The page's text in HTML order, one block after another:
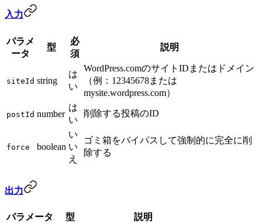
入力
パラメ
ータ
型
必
須
説明
siteId string
は
い
WordPress.comのサイトIDまたはドメイン
（例：12345678または
mysite.wordpress.com）
postId number
は
い
削除する投稿のID
force boolean
い
い
え
ゴミ箱をバイパスして強制的に完全に削
除する
出力
パラメータ 型 説明